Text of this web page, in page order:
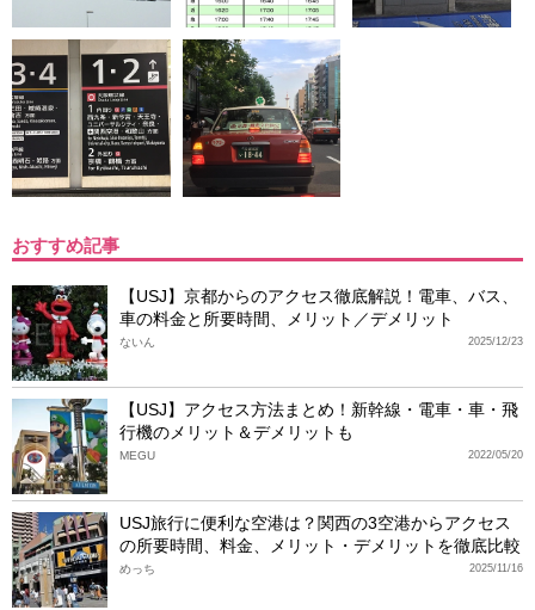
おすすめ記事
【USJ】京都からのアクセス徹底解説！電車、バス、
車の料金と所要時間、メリット／デメリット
2025/12/23
ないん
【USJ】アクセス方法まとめ！新幹線・電車・車・飛
行機のメリット＆デメリットも
2022/05/20
MEGU
USJ旅行に便利な空港は？関西の3空港からアクセス
の所要時間、料金、メリット・デメリットを徹底比較
2025/11/16
めっち